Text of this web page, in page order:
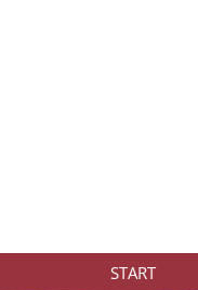
START